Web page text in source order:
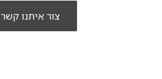
צור איתנו קשר